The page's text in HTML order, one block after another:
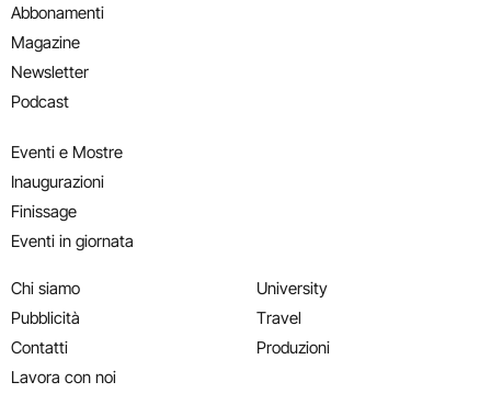
Abbonamenti
Magazine
Newsletter
Podcast
Eventi e Mostre
Inaugurazioni
Finissage
Eventi in giornata
Chi siamo
Pubblicità
Contatti
Lavora con noi
University
Travel
Produzioni